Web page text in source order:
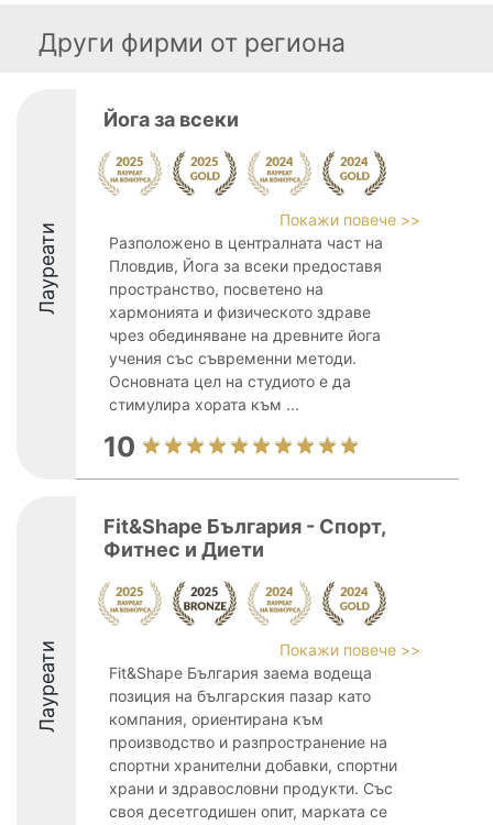
Други фирми от региона
Лауреати
Йога за всеки
Покажи повече >>
Разположено в централната част на
Пловдив, Йога за всеки предоставя
пространство, посветено на
хармонията и физическото здраве
чрез обединяване на древните йога
учения със съвременни методи.
Основната цел на студиото е да
стимулира хората към ...
10
Лауреати
Fit&Shape България - Спорт,
Фитнес и Диети
Покажи повече >>
Fit&Shape България заема водеща
позиция на българския пазар като
компания, ориентирана към
производство и разпространение на
спортни хранителни добавки, спортни
храни и здравословни продукти. Със
своя десетгодишен опит, марката се